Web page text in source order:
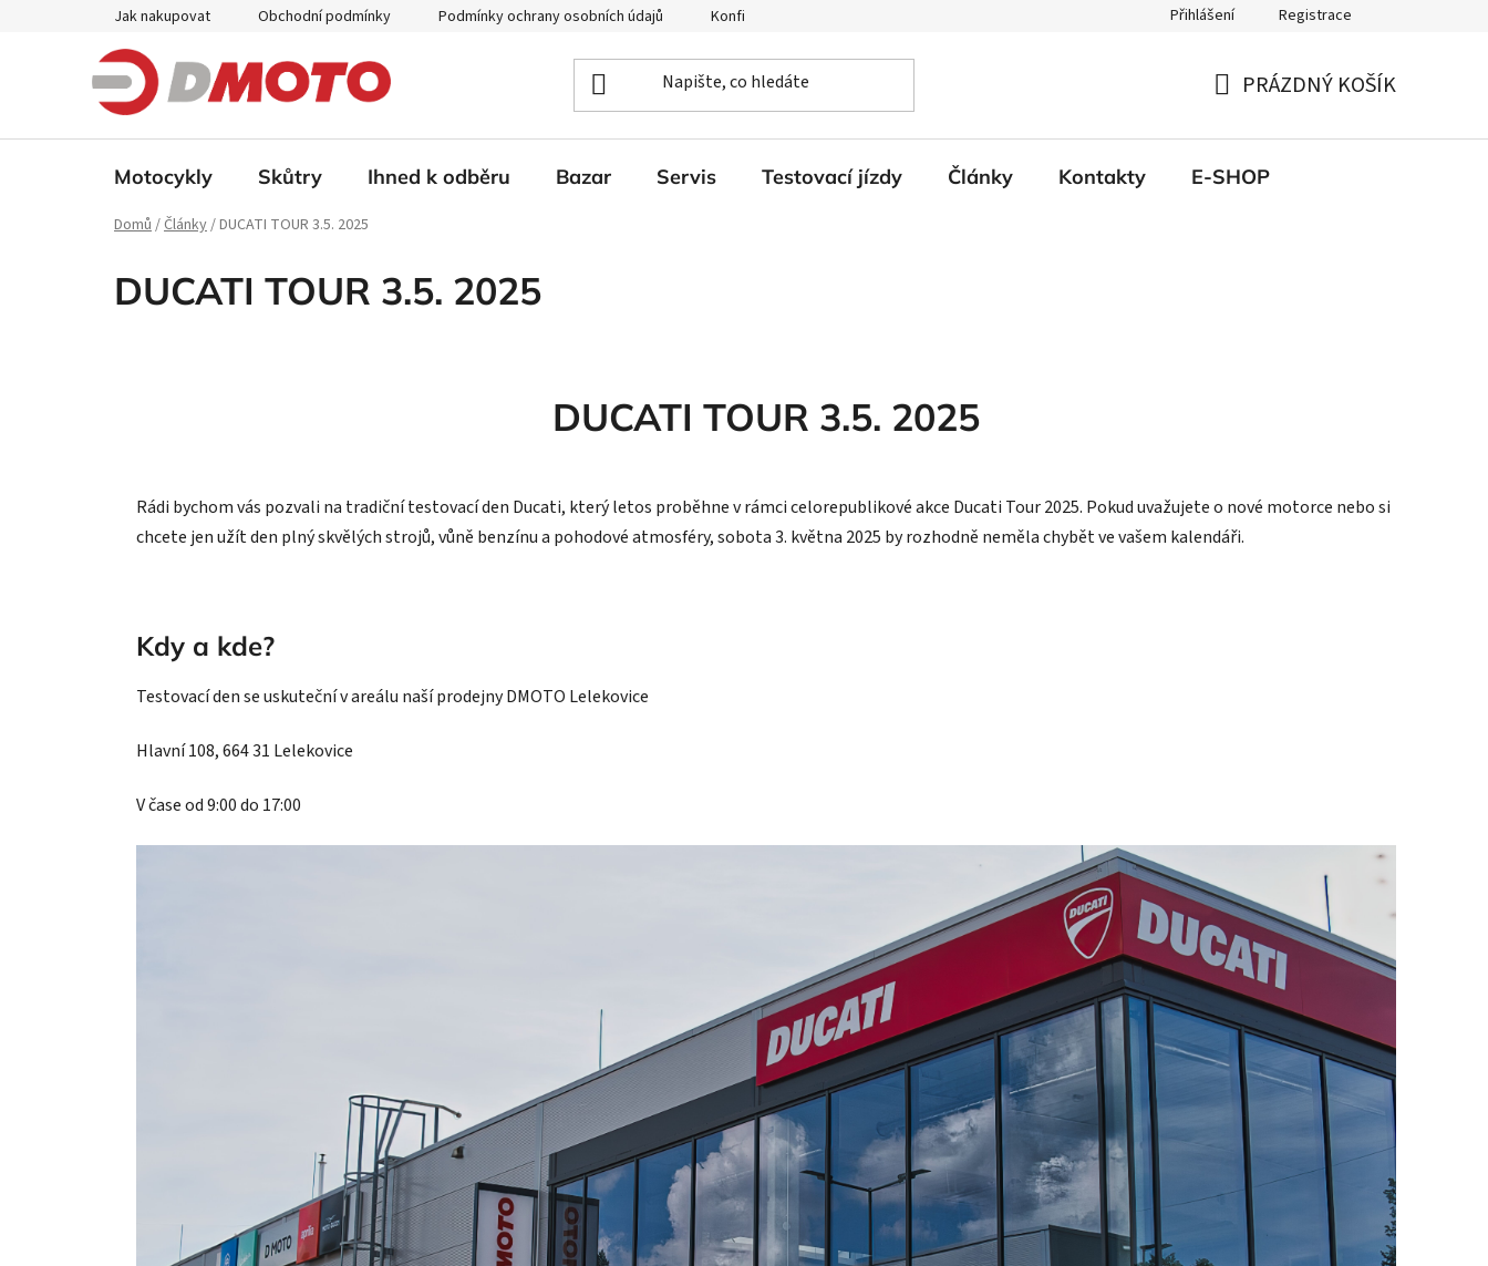
Jak nakupovat Obchodní podmínky Podmínky ochrany osobních údajů Konfigurátor Ducati Přihlášení Registrace
KOŠÍK
PRÁZDNÝ KOŠÍK
Motocykly Skůtry Ihned k odběru Bazar Servis Testovací jízdy Články Kontakty E-SHOP
Domů/Články/DUCATI TOUR 3.5. 2025
DUCATI TOUR 3.5. 2025
DUCATI TOUR 3.5. 2025
Rádi bychom vás pozvali na tradiční testovací den Ducati, který letos proběhne v rámci celorepublikové akce Ducati Tour 2025. Pokud uvažujete o nové motorce nebo si
chcete jen užít den plný skvělých strojů, vůně benzínu a pohodové atmosféry, sobota 3. května 2025 by rozhodně neměla chybět ve vašem kalendáři.
Kdy a kde?
Testovací den se uskuteční v areálu naší prodejny DMOTO Lelekovice
Hlavní 108, 664 31 Lelekovice
V čase od 9:00 do 17:00